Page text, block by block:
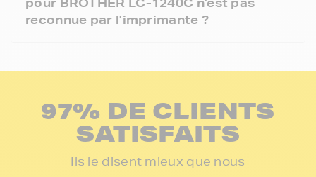
reconnue par l'imprimante ?
97% DE CLIENTS
SATISFAITS
Ils le disent mieux que nous